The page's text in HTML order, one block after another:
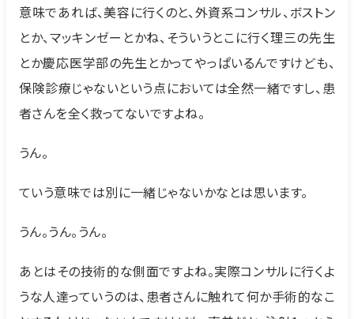
意味であれば、美容に行くのと、外資系コンサル、ボストン
とか、マッキンゼーとかね、そういうとこに行く理三の先生
とか慶応医学部の先生とかってやっぱいるんですけども、
保険診療じゃないという点においては全然一緒ですし、患
者さんを全く救ってないですよね。
うん。
ていう意味では別に一緒じゃないかなとは思います。
うん。うん。うん。
あとはその技術的な側面ですよね。実際コンサルに行くよ
うな人達っていうのは、患者さんに触れて何か手術的なこ